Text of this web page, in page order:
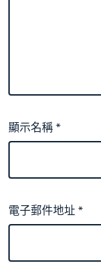
顯示名稱*
電子郵件地址*